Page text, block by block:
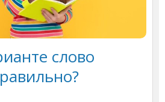
слово